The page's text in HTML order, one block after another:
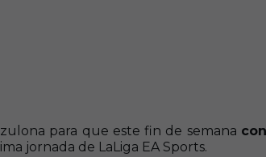
para que este fin de semana
jornada de LaLiga EA Sports.